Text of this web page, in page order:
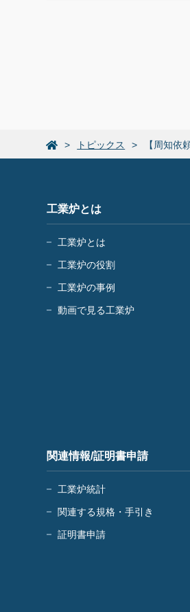
トピックス 【周知依
工業炉とは
工業炉とは
工業炉の役割
工業炉の事例
動画で見る工業炉
関連情報/証明書申請
工業炉統計
関連する規格・手引き
証明書申請